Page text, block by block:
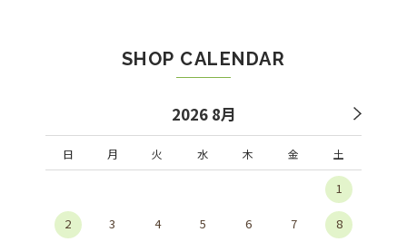
SHOP CALENDAR
2026 8月
日 月 火 水 木 金 土
1
2 3 4 5 6 7 8